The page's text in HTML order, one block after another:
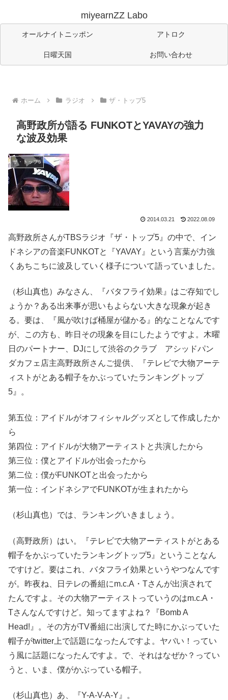
miyearnZZ Labo
オールナイトニッポン アトロク
日曜天国 お問い合わせ
ホーム ラジオ ザ・トップ5
高野政所が語る FUNKOTとYAVAYの強力
な波及効果
ザ・トップ5
2014.03.21 2022.08.09
高野政所さんがTBSラジオ『ザ・トップ5』 の中で、イン
ドネシアの音楽FUNKOTと『YAVAY』という言葉が力強
くあちこちに波及していく様子について語っていました。
（杉山真也）みなさん、『バタフライ効果』はご存知でし
ょうか？ある出来事が思いもよらない大きな現象が起き
る。要は、『風が吹けば桶屋が儲かる』的なことなんです
が、この方も、昨日その現象を目にしたようですよ。木曜
日のパートナー、DJにして渋谷のクラブ アシッドパン
ダカフェ店主高野政所さんご提供、『テレビで大物アーテ
ィストがとある帽子をかぶっていたランキングトップ
5』。
第五位：アイドルがオフィシャルグッズとして作成したか
ら
第四位：アイドルが大物アーティストと共演したから
第三位：僕とアイドルが出会ったから
第二位：僕がFUNKOTと出会ったから
第一位：インドネシアでFUNKOTが生まれたから
（杉山真也）では、ランキングいきましょう。
（高野政所）はい。『テレビで大物アーティストがとある
帽子をかぶっていたランキングトップ5』ということなん
ですけど。要はこれ、バタフライ効果というやつなんです
が。昨夜ね、日テレの番組にm.c.A・Tさんが出演されて
たんですよ。その大物アーティストっていうのはm.c.A・
Tさんなんですけど。知ってますよね？『Bomb A
Head!』。その方がTV番組に出演してた時にかぶっていた
帽子がtwitter上で話題になったんですよ。ヤバい！ってい
う風に話題になったんですよ。で、それはなぜか？ってい
うと、いま、僕がかぶっている帽子。
（杉山真也）あ、『Y-A-V-A-Y』。